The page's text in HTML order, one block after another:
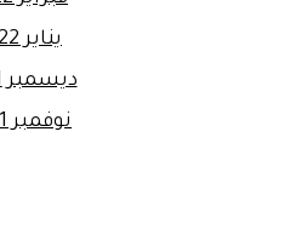
يناير 2022
ديسمبر 2021
نوفمبر 2021